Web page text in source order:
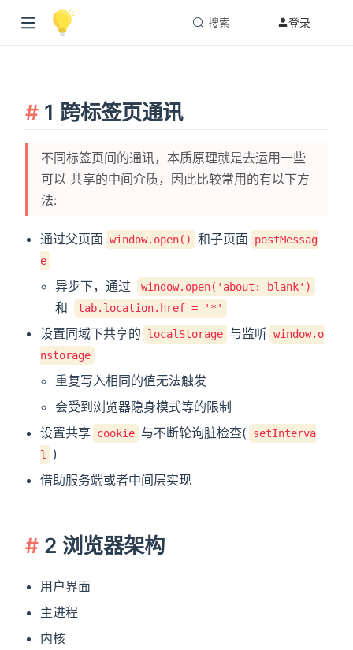
搜索 登录
1 跨标签页通讯
不同标签页间的通讯，本质原理就是去运用一些
可以 共享的中间介质，因此比较常用的有以下方
法:
通过父页面 window.open() 和子页面 postMessag
e
异步下，通过 window.open('about: blank')
和 tab.location.href = '*'
设置同域下共享的 localStorage 与监听 window.o
nstorage
重复写入相同的值无法触发
会受到浏览器隐身模式等的限制
设置共享 cookie 与不断轮询脏检查(
setInterva
l
)
借助服务端或者中间层实现
2 浏览器架构
用户界面
主进程
内核